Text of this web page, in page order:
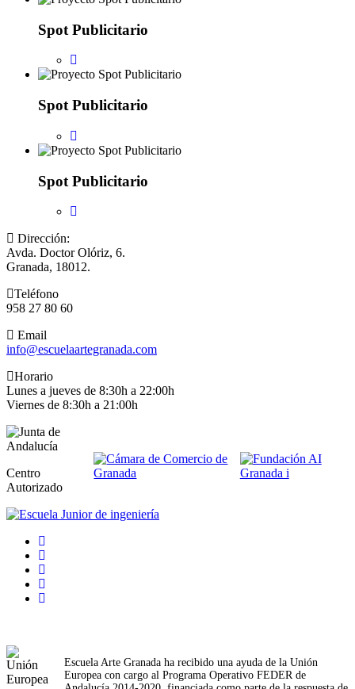
Spot Publicitario
Spot Publicitario
Spot Publicitario
Dirección:
Avda. Doctor Olóriz, 6.
Granada, 18012.
Teléfono
958 27 80 60
Email
info@escuelaartegranada.com
Horario
Lunes a jueves de 8:30h a 22:00h
Viernes de 8:30h a 21:00h
Centro
Autorizado
Escuela Arte Granada ha recibido una ayuda de la Unión
Europea con cargo al Programa Operativo FEDER de